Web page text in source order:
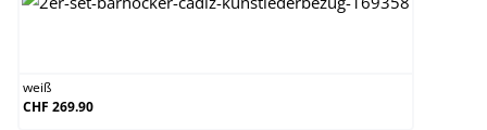
weiß
CHF 269.90